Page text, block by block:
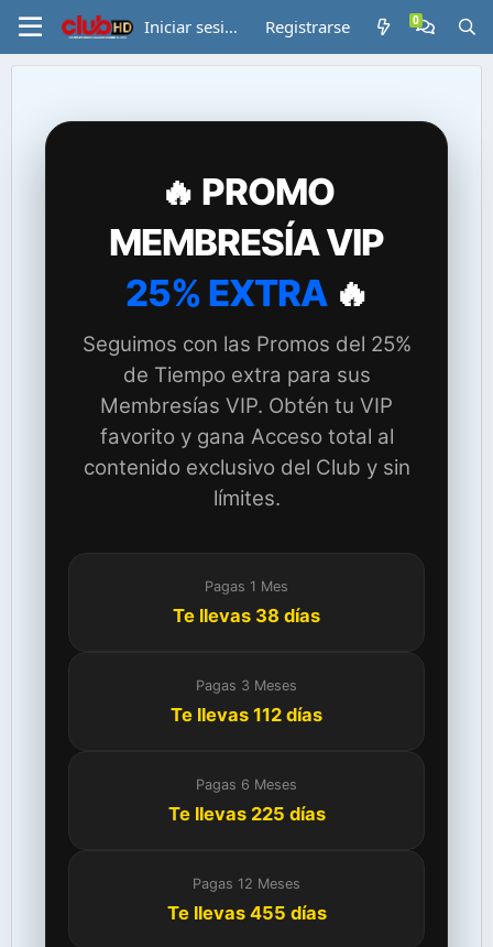
Iniciar sesión Registrarse
🔥 PROMO
MEMBRESÍA VIP
25% EXTRA🔥
Seguimos con las Promos del 25%
de Tiempo extra para sus
Membresías VIP. Obtén tu VIP
favorito y gana Acceso total al
contenido exclusivo del Club y sin
límites.
Pagas 1 Mes
Te llevas 38 días
Pagas 3 Meses
Te llevas 112 días
Pagas 6 Meses
Te llevas 225 días
Pagas 12 Meses
Te llevas 455 días